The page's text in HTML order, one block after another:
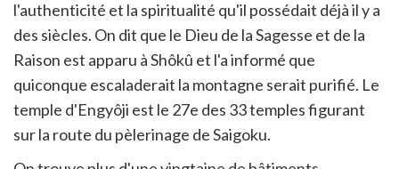
l'authenticité et la spiritualité qu'il possédait déjà il y a
des siècles. On dit que le Dieu de la Sagesse et de la
Raison est apparu à Shôkû et l'a informé que
quiconque escaladerait la montagne serait purifié. Le
temple d'Engyôji est le 27e des 33 temples figurant
sur la route du pèlerinage de Saigoku.